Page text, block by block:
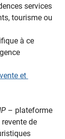
services
tourisme ou
à ce
et
– plateforme
de